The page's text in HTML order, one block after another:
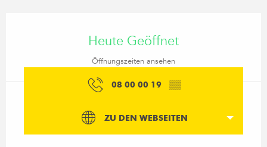
Heute Geöffnet
Öffnungszeiten ansehen
08 00 00 19 ▒▒
ZU DEN WEBSEITEN